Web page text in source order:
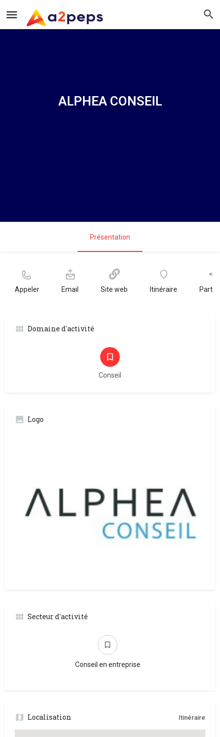
ALPHEA CONSEIL
Présentation
Appeler Email Site web Itinéraire
Domaine d'activité
Conseil
Logo
Secteur d'activité
Conseil en entreprise
Localisation Itinéraire